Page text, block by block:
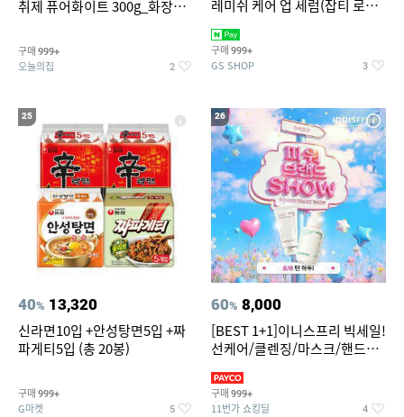
취제 퓨어화이트 300g_화장실
구매 999+
오늘의집 2
레미쉬 케어 업 세럼(잡티 로즈
2027-04-24)
구매 999+
GS SHOP 3
25
40% 13,320
신라면10입 +안성탕면5입 +짜
파게티5입 (총 20봉)
구매 999+
G마켓 5
26
60% 8,000
[BEST 1+1]이니스프리 빅세일!
선케어/클렌징/마스크/핸드크
구매 999+
11번가 쇼킹딜 4